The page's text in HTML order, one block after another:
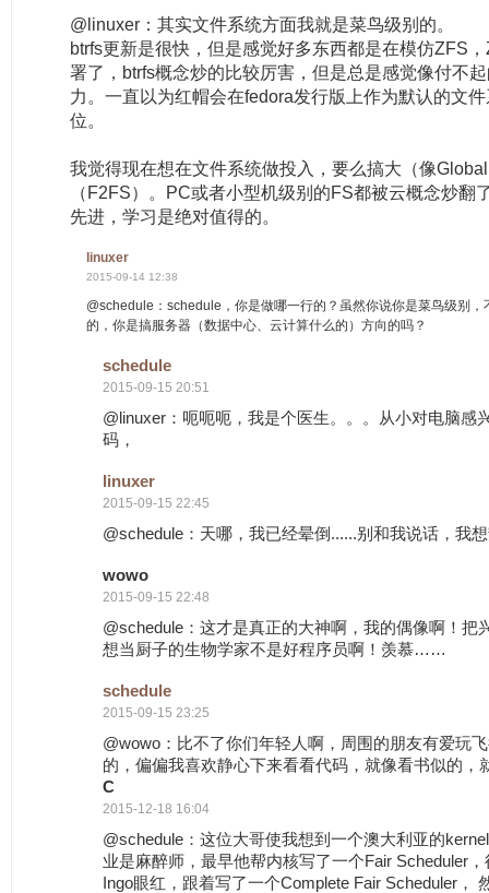
@linuxer：其实文件系统方面我就是菜鸟级别的。
btrfs更新是很快，但是感觉好多东西都是在模仿ZFS
署了，btrfs概念炒的比较厉害，但是总是感觉像付不
力。一直以为红帽会在fedora发行版上作为默认的文
位。
我觉得现在想在文件系统做投入，要么搞大（像
（F2FS）。PC或者小型机级别的FS都被云概念炒翻
先进，学习是绝对值得的。
linuxer
2015-09-14 12:38
@schedule：schedule，你是做哪一行的？虽然你说你是菜鸟级别，
的，你是搞服务器（数据中心、云计算什么的）方向的吗？
schedule
2015-09-15 20:51
@linuxer：呃呃呃，我是个医生。。。从小对电脑感
码，
linuxer
2015-09-15 22:45
@schedule：天哪，我已经晕倒......别和我说话，我
wowo
2015-09-15 22:48
@schedule：这才是真正的大神啊，我的偶像啊！把
想当厨子的生物学家不是好程序员啊！羡慕……
schedule
2015-09-15 23:25
@wowo：比不了你们年轻人啊，周围的朋友有爱玩
的，偏偏我喜欢静心下来看看代码，就像看书似的，
C
2015-12-18 16:04
@schedule：这位大哥使我想到一个澳大利亚的
业是麻醉师，最早他帮内核写了一个Fair Scheduler
Ingo眼红，跟着写了一个Complete Fair Scheduler，